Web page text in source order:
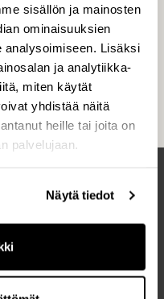
sisällön ja mainosten
ominaisuuksien
analysoimiseen. Lisäksi
ja analytiikka-
miten käytät
yhdistää näitä
heille tai joita on
palvelujaan.
Näytä tiedot
noin 110
CapMan
yhtiö on listattu
2001.